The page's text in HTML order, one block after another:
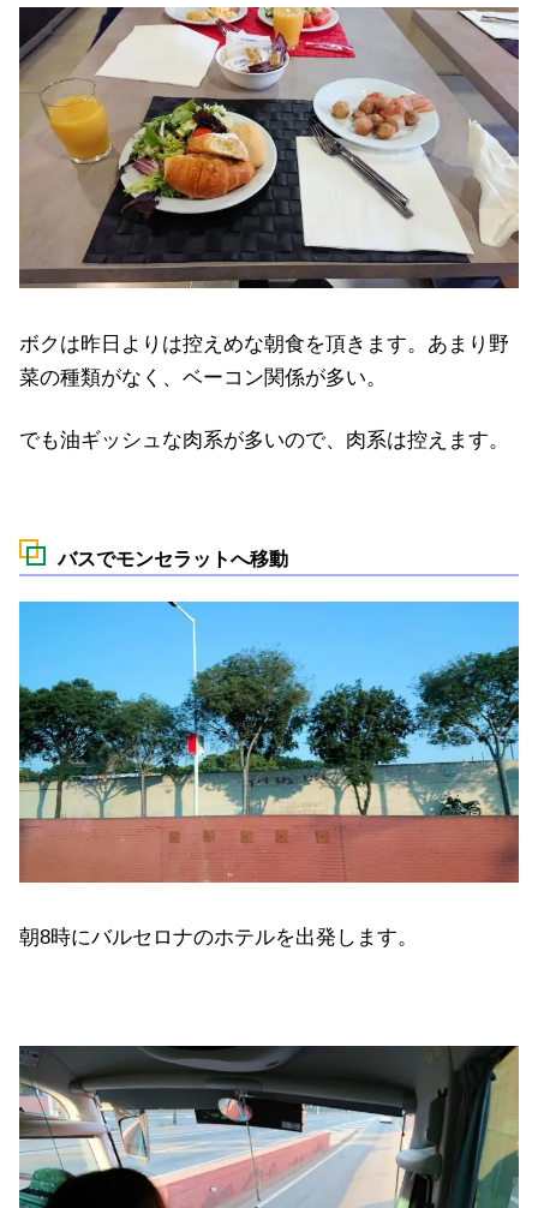
ボクは昨日よりは控えめな朝食を頂きます。あまり野
菜の種類がなく、ベーコン関係が多い。
でも油ギッシュな肉系が多いので、肉系は控えます。
バスでモンセラットへ移動
朝8時にバルセロナのホテルを出発します。